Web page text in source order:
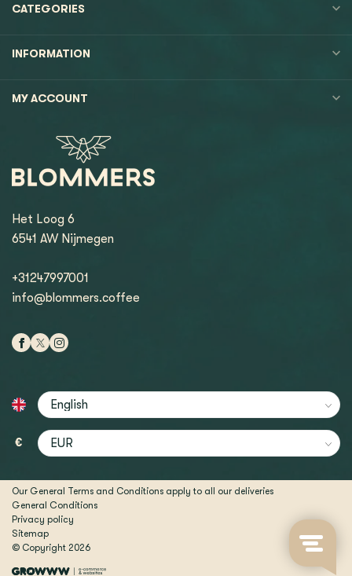
CATEGORIES
INFORMATION
MY ACCOUNT
Het Loog 6
6541 AW Nijmegen
+31247997001
info@blommers.coffee
€
Our General Terms and Conditions apply to all our deliveries
General Conditions
Privacy policy
Sitemap
© Copyright 2026